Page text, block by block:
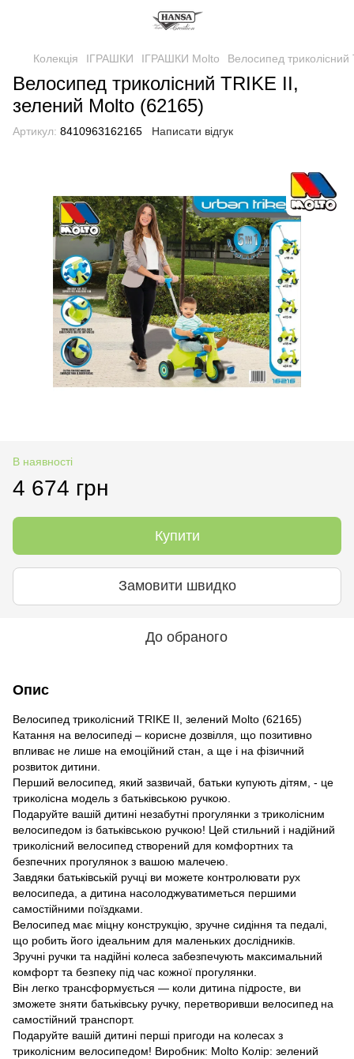
Колекція ІГРАШКИ ІГРАШКИ Molto Велосипед
Велосипед триколісний TRIKE II,
зелений Molto (62165)
Артикул: 8410963162165 Написати відгук
В наявності
4 674 грн
Купити
Замовити швидко
До обраного
Опис
Велосипед триколісний TRIKE II, зелений Molto (62165)
Катання на велосипеді – корисне дозвілля, що позитивно
впливає не лише на емоційний стан, а ще і на фізичний
розвиток дитини.
Перший велосипед, який зазвичай, батьки купують дітям, - це
триколісна модель з батьківською ручкою.
Подаруйте вашій дитині незабутні прогулянки з триколісним
велосипедом із батьківською ручкою! Цей стильний і надійний
триколісний велосипед створений для комфортних та
безпечних прогулянок з вашою малечею.
Завдяки батьківській ручці ви можете контролювати рух
велосипеда, а дитина насолоджуватиметься першими
самостійними поїздками.
Велосипед має міцну конструкцію, зручне сидіння та педалі,
що робить його ідеальним для маленьких дослідників.
Зручні ручки та надійні колеса забезпечують максимальний
комфорт та безпеку під час кожної прогулянки.
Він легко трансформується — коли дитина підросте, ви
зможете зняти батьківську ручку, перетворивши велосипед на
самостійний транспорт.
Подаруйте вашій дитині перші пригоди на колесах з
триколісним велосипедом! Виробник: Molto Колір: зелений